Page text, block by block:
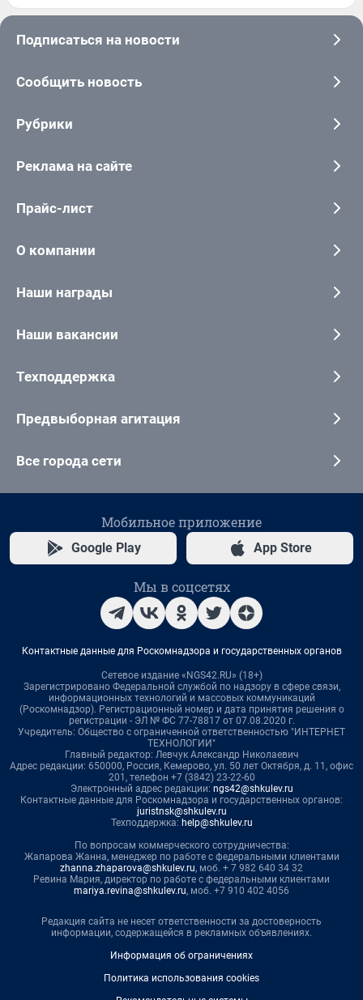
Подписаться на новости
Сообщить новость
Рубрики
Реклама на сайте
Прайс-лист
О компании
Наши награды
Наши вакансии
Техподдержка
Предвыборная агитация
Все города сети
Мобильное приложение
Google Play App Store
Мы в соцсетях
Контактные данные для Роскомнадзора и государственных органов
Сетевое издание «NGS42.RU» (18+)
Зарегистрировано Федеральной службой по надзору в сфере связи,
информационных технологий и массовых коммуникаций
(Роскомнадзор). Регистрационный номер и дата принятия решения о
регистрации - ЭЛ № ФС 77-78817 от 07.08.2020 г.
Учредитель: Общество с ограниченной ответственностью "ИНТЕРНЕТ
ТЕХНОЛОГИИ"
Главный редактор: Левчук Александр Николаевич
Адрес редакции: 650000, Россия, Кемерово, ул. 50 лет Октября, д. 11, офис
201, телефон +7 (3842) 23-22-60
Электронный адрес редакции: ngs42@shkulev.ru
Контактные данные для Роскомнадзора и государственных органов:
juristnsk@shkulev.ru
Техподдержка: help@shkulev.ru
По вопросам коммерческого сотрудничества:
Жапарова Жанна, менеджер по работе с федеральными клиентами
zhanna.zhaparova@shkulev.ru, моб. + 7 982 640 34 32
Ревина Мария, директор по работе с федеральными клиентами
mariya.revina@shkulev.ru, моб. +7 910 402 4056
Редакция сайта не несет ответственности за достоверность
информации, содержащейся в рекламных объявлениях.
Информация об ограничениях
Политика использования cookies